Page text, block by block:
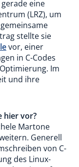
eine
(LRZ), um
stellte sie
vor, einer
in C-Codes
Im
und ihre
hier vor?
Martone
Generell
von C-
des Linux-